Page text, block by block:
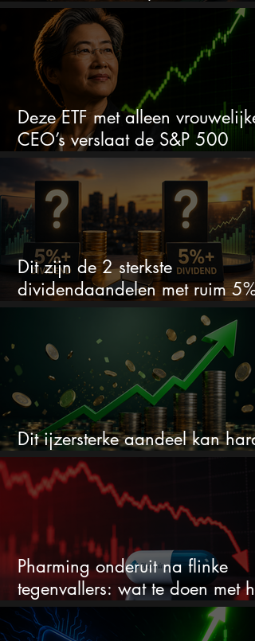
aandeel weer interessant wordt
Deze ETF met alleen vrouwelijke
CEO’s verslaat de S&P 500
keihard
Dit zijn de 2 sterkste
dividendaandelen met ruim 5%
Dit ijzersterke aandeel kan hard
stijgen maar bijna niemand kijkt
Pharming onderuit na flinke
tegenvallers: wat te doen met
aandeel?